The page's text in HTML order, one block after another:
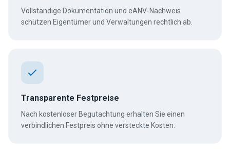
Vollständige Dokumentation und eANV-Nachweis
schützen Eigentümer und Verwaltungen rechtlich ab.
Transparente Festpreise
Nach kostenloser Begutachtung erhalten Sie einen
verbindlichen Festpreis ohne versteckte Kosten.